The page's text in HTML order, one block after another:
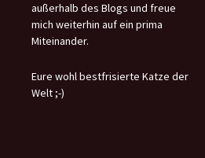
außerhalb des Blogs und freue
mich weiterhin auf ein prima
Miteinander.
Eure wohl bestfrisierte Katze der
Welt ;-)